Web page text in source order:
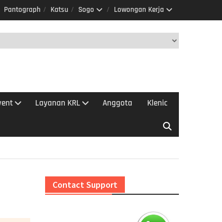
Pantograph Katsu Sogo Lowongan Kerja
Layanan KRL Anggota Klenic
Contact Support